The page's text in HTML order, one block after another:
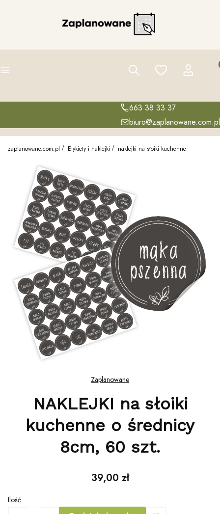
Menu Szukaj Ulubione Zaloguj się
663 38 33 37
biuro@zaplanowane.com.pl
zaplanowane.com.pl Etykiety i naklejki naklejki na słoiki kuchenne
Zaplanowane
NAKLEJKI na słoiki
kuchenne o średnicy
8cm, 60 szt.
Cena
39,00 zł
Ilość